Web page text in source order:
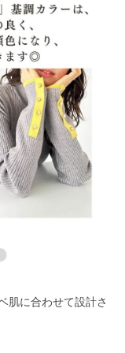
肌に合わせて設計さ